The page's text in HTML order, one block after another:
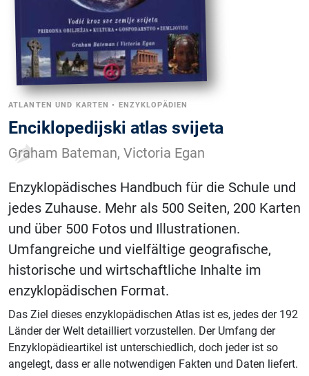
ATLANTEN UND KARTEN • ENZYKLOPÄDIEN
Enciklopedijski atlas svijeta
Graham Bateman, Victoria Egan
Enzyklopädisches Handbuch für die Schule und
jedes Zuhause. Mehr als 500 Seiten, 200 Karten
und über 500 Fotos und Illustrationen.
Umfangreiche und vielfältige geografische,
historische und wirtschaftliche Inhalte im
enzyklopädischen Format.
Das Ziel dieses enzyklopädischen Atlas ist es, jedes der 192
Länder der Welt detailliert vorzustellen. Der Umfang der
Enzyklopädieartikel ist unterschiedlich, doch jeder ist so
angelegt, dass er alle notwendigen Fakten und Daten liefert.